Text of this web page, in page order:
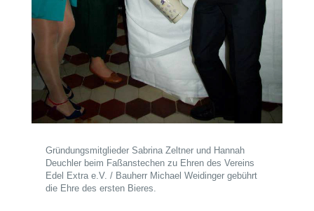
Gründungsmitglieder Sabrina Zeltner und Hannah
Deuchler beim Faßanstechen zu Ehren des Vereins
Edel Extra e.V. / Bauherr Michael Weidinger gebührt
die Ehre des ersten Bieres.